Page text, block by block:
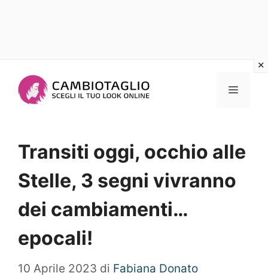
Menu
Transiti oggi, occhio alle
Stelle, 3 segni vivranno
dei cambiamenti…
epocali!
10 Aprile 2023 di Fabiana Donato